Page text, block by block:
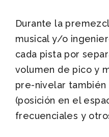
Durante la
musical y/o
cada pista por
volumen de pico y
pre-nivelar
(posición en el
frecuenciales y